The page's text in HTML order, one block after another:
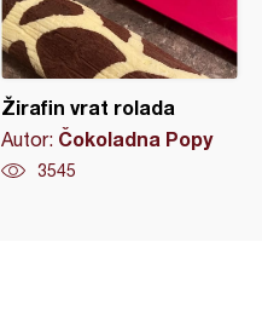
Žirafin vrat rolada
Autor: Čokoladna Popy
3545